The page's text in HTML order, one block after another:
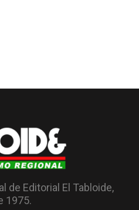
de Editorial El Tabloide,
1975.